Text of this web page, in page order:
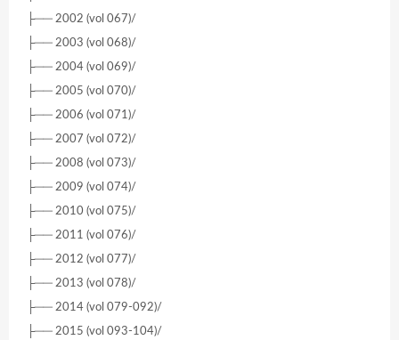
├── 2002 (vol 067)/
├── 2003 (vol 068)/
├── 2004 (vol 069)/
├── 2005 (vol 070)/
├── 2006 (vol 071)/
├── 2007 (vol 072)/
├── 2008 (vol 073)/
├── 2009 (vol 074)/
├── 2010 (vol 075)/
├── 2011 (vol 076)/
├── 2012 (vol 077)/
├── 2013 (vol 078)/
├── 2014 (vol 079-092)/
├── 2015 (vol 093-104)/